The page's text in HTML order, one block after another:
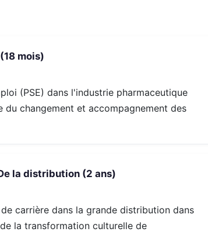
mois)
(PSE) dans l'industrie pharmaceutique
changement et accompagnement des
la distribution (2 ans)
carrière dans la grande distribution dans
la transformation culturelle de